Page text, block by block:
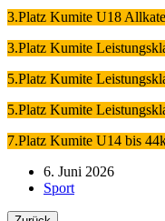
3.Platz Kumite U18
3.Platz Kumite
5.Platz Kumite
5.Platz Kumite
7.Platz Kumite U14 bis
6. Juni 2026
Sport